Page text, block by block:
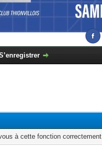
à cette fonction